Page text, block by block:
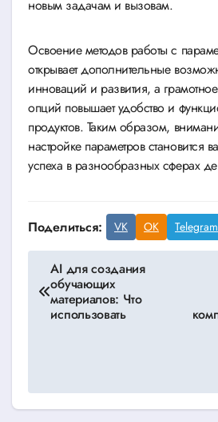
новым задачам и вызовам.
Освоение методов работы с
открывает дополнительные
инноваций и развития, а
опций повышает удобство и
продуктов. Таким образом,
настройке параметров
успеха в разнообразных сферах
Поделиться: VK OK Telegram
Навигация
по
записям
AI для создания
обучающих
материалов: Что
использовать